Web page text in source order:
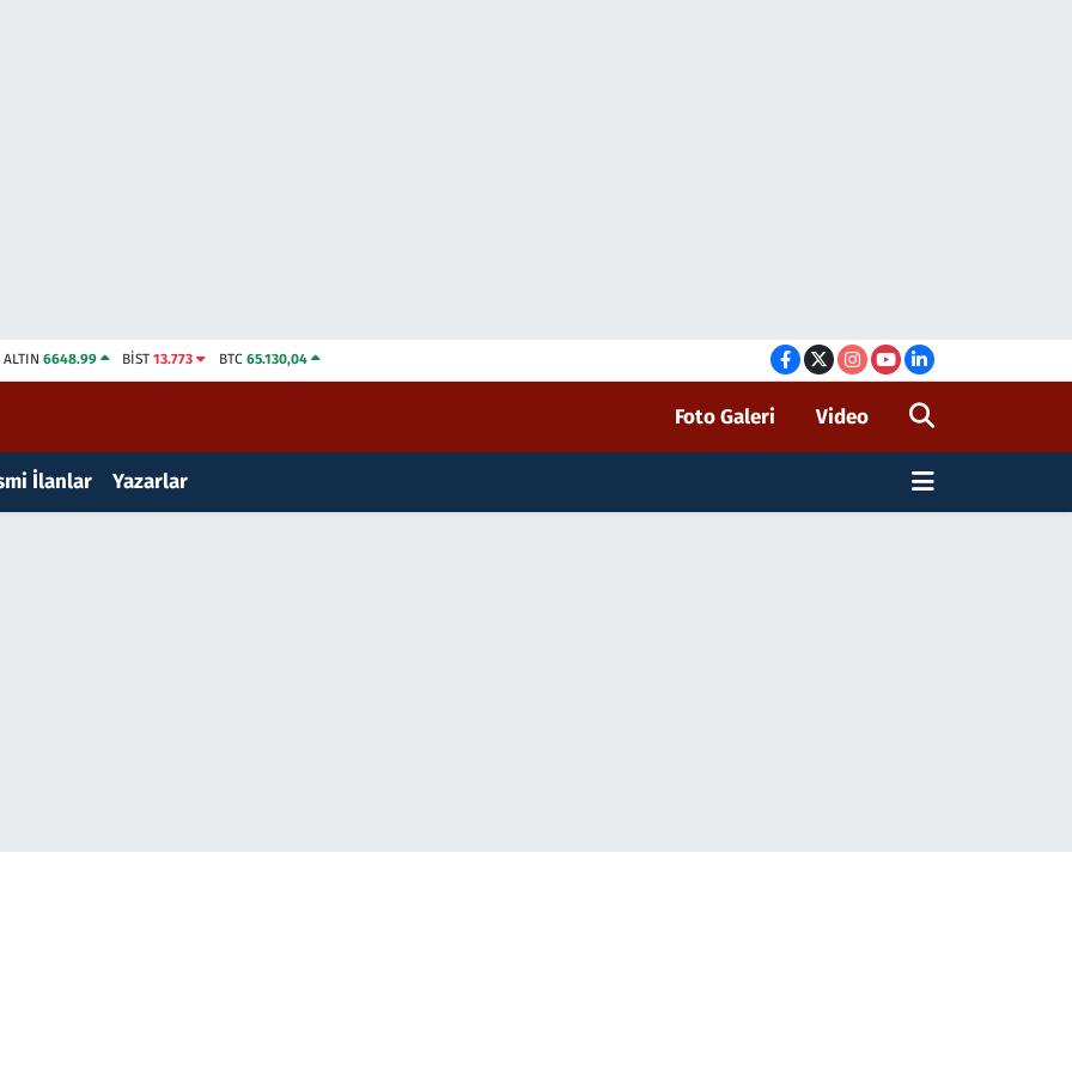
ALTIN 6648.99 BİST13.773 BTC 65.130,04
Foto Galeri Video
İlanlar Yazarlar